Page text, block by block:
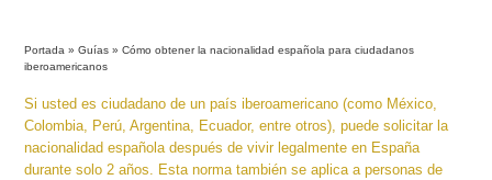
Portada » Guías» Cómo obtener la nacionalidad española para ciudadanos
iberoamericanos
Si usted es ciudadano de un país iberoamericano (como México,
Colombia, Perú, Argentina, Ecuador, entre otros), puede solicitar la
nacionalidad española después de vivir legalmente en España
durante solo 2 años. Esta norma también se aplica a personas de